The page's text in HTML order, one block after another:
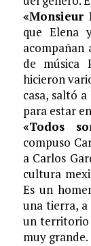
«Monsieur
que Elena
de música
hicieron
casa, saltó
para estar
«Todos
compuso
a Carlos
cultura
Es un
una tierra,
un territorio
muy grande.